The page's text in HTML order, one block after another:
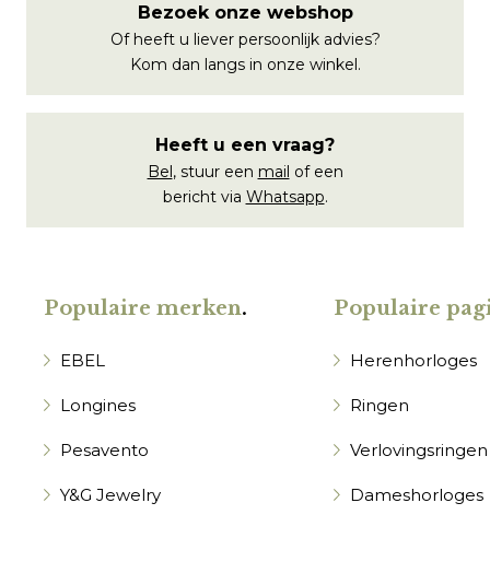
Bezoek onze webshop
Of heeft u liever persoonlijk advies?
Kom dan langs in onze winkel.
Heeft u een vraag?
Bel, stuur een mail of een
bericht via Whatsapp.
Populaire merken.
EBEL
Longines
Pesavento
Y&G Jewelry
Populaire
Herenhorloges
Ringen
Verlovingsringen
Dameshorloges